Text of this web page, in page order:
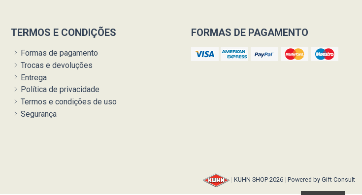
TERMOS E CONDIÇÕES
Formas de pagamento
Trocas e devoluções
Entrega
Política de privacidade
Termos e condições de uso
Segurança
FORMAS DE PAGAMENTO